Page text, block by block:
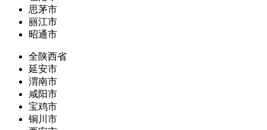
思茅市
丽江市
昭通市
全陕西省
延安市
渭南市
咸阳市
宝鸡市
铜川市